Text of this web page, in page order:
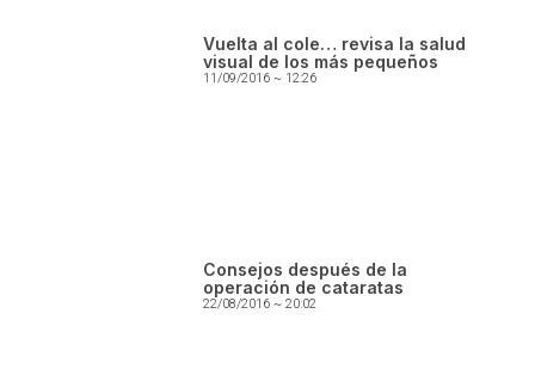
Vuelta al cole… revisa la salud
visual de los más pequeños
11/09/2016 12:26
Consejos después de la
operación de cataratas
22/08/2016 20:02